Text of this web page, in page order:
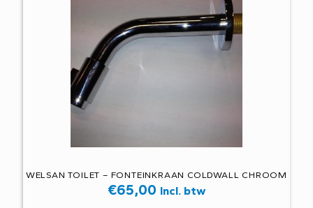
WELSAN TOILET – FONTEINKRAAN COLDWALL CHROOM
€65,00 Incl. btw